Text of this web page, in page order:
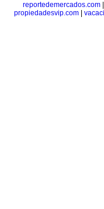
reportedemercados.com
propiedadesvip.com